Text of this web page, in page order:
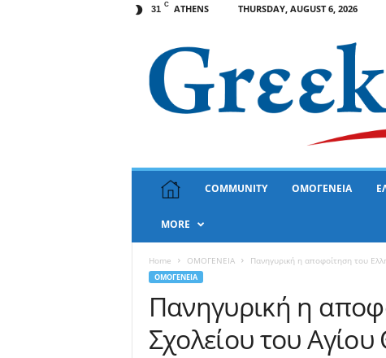
31 C ATHENS THURSDAY, AUGUST 6, 2026
k
COMMUNITY ΟΜΟΓΕΝΕΙΑ
MORE
Home ΟΜΟΓΕΝΕΙΑ Πανηγυρική η αποφοίτηση του
ΟΜΟΓΕΝΕΙΑ
Πανηγυρική η
Σχολείου του